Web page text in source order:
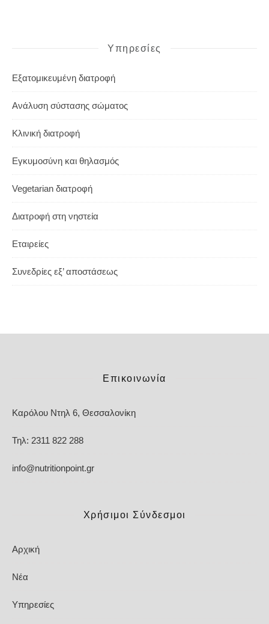
Υπηρεσίες
Εξατομικευμένη διατροφή
Ανάλυση σύστασης σώματος
Κλινική διατροφή
Εγκυμοσύνη και θηλασμός
Vegetarian διατροφή
Διατροφή στη νηστεία
Εταιρείες
Συνεδρίες εξ’ αποστάσεως
Επικοινωνία
Καρόλου Ντηλ 6, Θεσσαλονίκη
Τηλ: 2311 822 288
info@nutritionpoint.gr
Χρήσιμοι Σύνδεσμοι
Αρχική
Νέα
Υπηρεσίες